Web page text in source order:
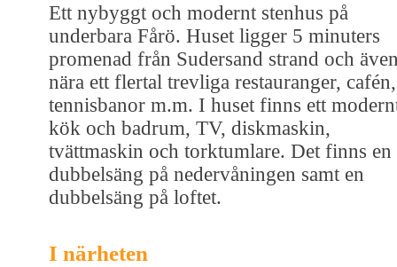
Ett nybyggt och modernt stenhus på
underbara Fårö. Huset ligger 5 minuters
promenad från Sudersand strand och
nära ett flertal trevliga restauranger, cafén,
tennisbanor m.m. I huset finns ett
kök och badrum, TV, diskmaskin,
tvättmaskin och torktumlare. Det finns en
dubbelsäng på nedervåningen samt en
dubbelsäng på loftet.
I närheten